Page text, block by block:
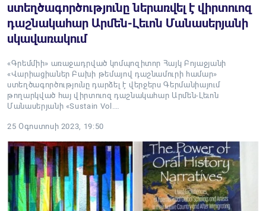
ստեղծագործությունը ներառվել է վիրտուոզ
դաշնակահար Արմեն-Լեւոն Մանասերյանի
սկավառակում
«Գրեմմիի» առաջադրված կոմպոզիտոր Հայկ Բոյաջյանի
«Վարիացիաներ Բախի թեմայով դաշնամուրի համար»
ստեղծագործությունը դարձել է վերջերս Գերմանիայում
թողարկված հայ վիրտուոզ դաշնակահար Արմեն-Լեւոն
Մանասերյանի «Sustain Vol.…
25 Օգոստոսի 2023, 19:50